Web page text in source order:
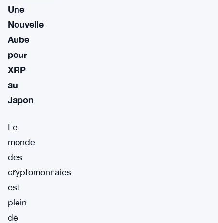
Une
Nouvelle
Aube
pour
XRP
au
Japon
Le
monde
des
cryptomonnaies
est
plein
de